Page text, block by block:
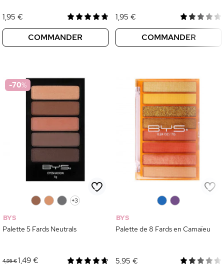
1,95 €
COMMANDER
1,95 €
COMMANDER
-70%
+3
BYS
Palette 5 Fards Neutrals
4,95 €1,49 €
BYS
Palette de 8 Fards en Camaïeu
5,95 €